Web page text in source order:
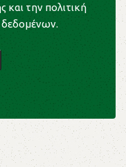
και την πολιτική
.